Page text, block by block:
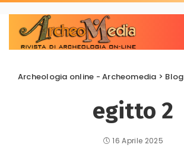
Archeologia online - Archeomedia > Blog
egitto 2
16 Aprile 2025